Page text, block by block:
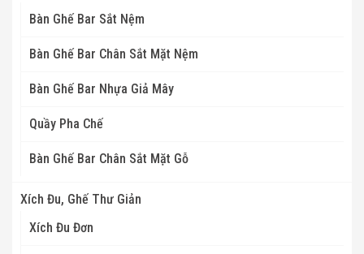
Bàn Ghế Bar Sắt Nệm
Bàn Ghế Bar Chân Sắt Mặt Nệm
Bàn Ghế Bar Nhựa Giả Mây
Quầy Pha Chế
Bàn Ghế Bar Chân Sắt Mặt Gỗ
Xích Đu, Ghế Thư Giản
Xích Đu Đơn